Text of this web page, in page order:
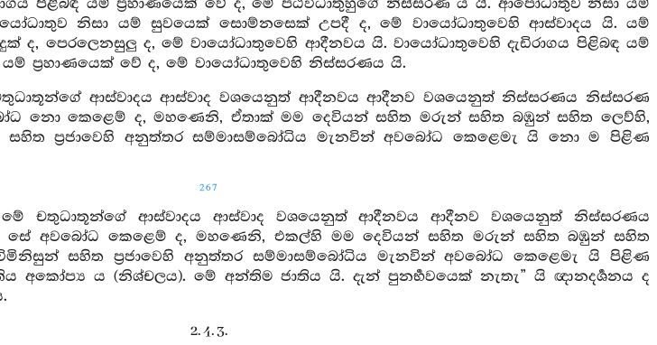
පිළිබඳ යම් ප්‍රහාණයෙක් වේ ද, මේ පඨවීධාතුහුගේ නිස්සරණ ය යි. ආපෝධාතුව නිසා යම්
නිසා යම් සුවයෙක් සොම්නසෙක් උපදී ද, මේ වායෝධාතුවෙහි ආස්වාදය යි. යම්
ද, පෙරලෙනසුලු ද, මේ වායෝධාතුවෙහි ආදීනවය යි. වායෝධාතුවෙහි දැඩිරාගය පිළිබඳ යම්
යම් ප්‍රහාණයෙක් වේ ද, මේ වායෝධාතුවෙහි නිස්සරණය යි.
ආස්වාදය ආස්වාද වශයෙනුත් ආදීනවය ආදීනව වශයෙනුත් නිස්සරණය නිස්සරණ
නො කෙළෙම් ද, මහණෙනි, ඒතාක් මම දෙවියන් සහිත මරුන් සහිත බඹුන් සහිත ලෙව්හි,
ප්‍රජාවෙහි අනුත්තර සම්මාසම්බෝධිය මැනවින් අවබෝධ කෙළෙමැ යි නො ම පිළිණ
267
චතුධාතූන්ගේ ආස්වාදය ආස්වාද වශයෙනුත් ආදීනවය ආදීනව වශයෙනුත් නිස්සරණය
අවබෝධ කෙළෙම් ද, මහණෙනි, එකල්හි මම දෙවියන් සහිත මරුන් සහිත බඹුන් සහිත
සහිත ප්‍රජාවෙහි අනුත්තර සම්මාසම්බෝධිය මැනවින් අවබෝධ කෙළෙමැ යි පිළිණ
අකෝප්‍ය ය (නිශ්චලය). මේ අන්තිම ජාතිය යි. දැන් පුනර්‍භවයෙක් නැතැ” යි ඥානදර්‍ශනය ද
2. 4. 3.